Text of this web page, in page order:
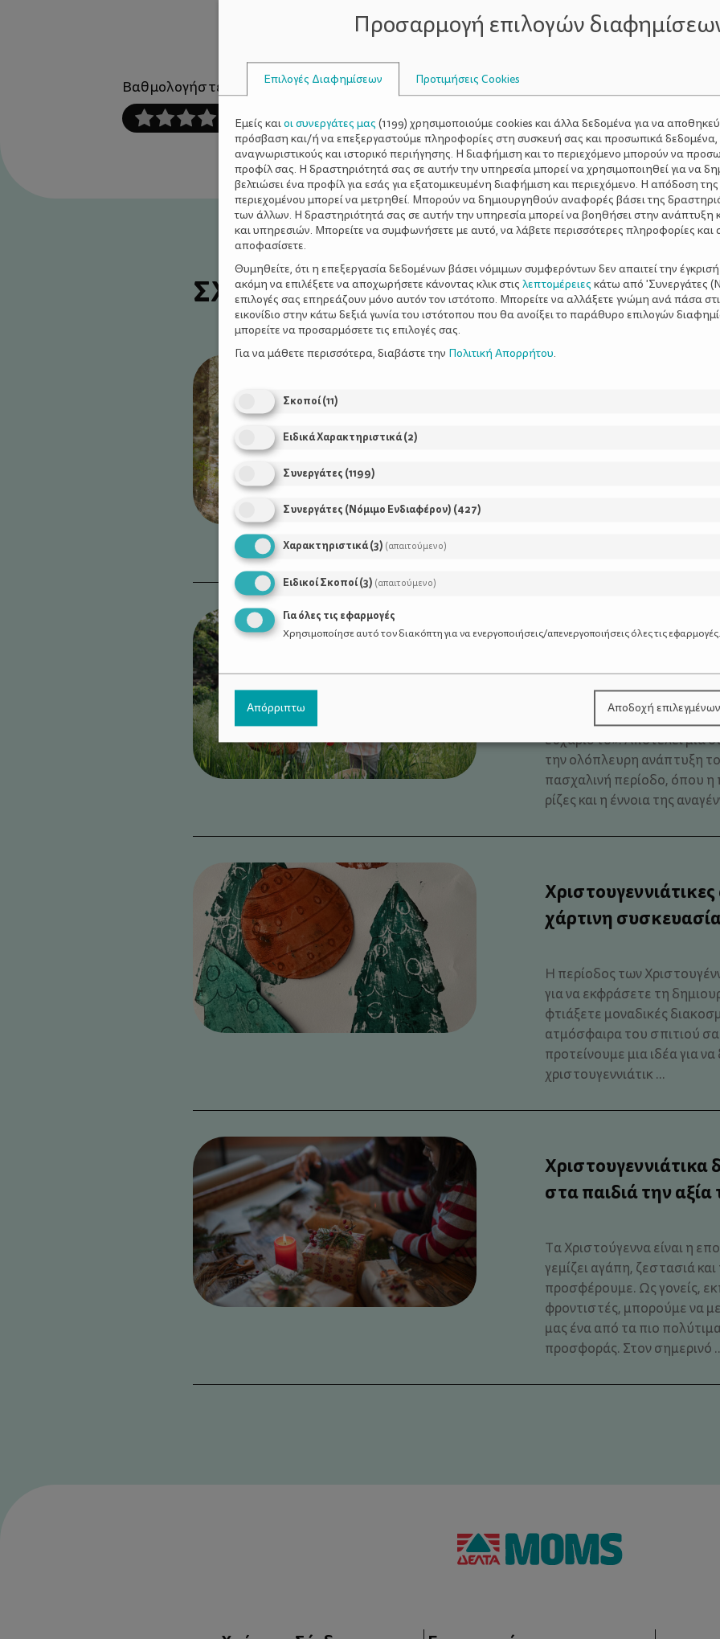
Βαθμολογήστε αυτό το άρθρο :
ΣΧΕΤΙΚΑ ΑΡΘΡΑ
Πόσες φορές έχεις σκεφτεί
μια βόλτα στο βουνό αλλά
ότι θα είναι δύσκολο,
θα το ευχαριστηθούν; Η
τους «επαγγελματίες»,
Ένα Πάσχα με
Η ενασχόληση με τη φύση
ευχάριστο». Αποτελεί μια
την ολόπλευρη ανάπτυξη
πασχαλινή περίοδο, όπου
ρίζες και η έννοια της
χάρτινη
Η περίοδος των
για να εκφράσετε τη
φτιάξετε μοναδικές
ατμόσφαιρα του σπιτιού
προτείνουμε μια ιδέα για
χριστουγεννιάτικ ...
στα παιδιά την
Τα Χριστούγεννα είναι η
γεμίζει αγάπη, ζεστασιά
προσφέρουμε. Ως γονείς,
φροντιστές, μπορούμε να
μας ένα από τα πιο
προσφοράς. Στον σημερινό
Προσαρμογή επιλογών
Επιλογές Διαφημίσεων Προτιμήσεις Cookies
Εμείς καιοι συνεργάτες μας (1199) χρησιμοποιούμε cookies και άλλα δεδομένα για να
πρόσβαση και/ή να επεξεργαστούμε πληροφορίες στη συσκευή σας και προσωπικά
αναγνωριστικούς και ιστορικό περιήγησης. Η διαφήμιση και το περιεχόμενο μπορούν να
προφίλ σας. Η δραστηριότητά σας σε αυτήν την υπηρεσία μπορεί να χρησιμοποιηθεί για να
βελτιώσει ένα προφίλ για εσάς για εξατομικευμένη διαφήμιση και περιεχόμενο. Η απόδοση
περιεχομένου μπορεί να μετρηθεί. Μπορούν να δημιουργηθούν αναφορές βάσει της
των άλλων. Η δραστηριότητά σας σε αυτήν την υπηρεσία μπορεί να βοηθήσει στην ανάπτυξη
και υπηρεσιών. Μπορείτε να συμφωνήσετε με αυτό, να λάβετε περισσότερες πληροφορίες και
αποφασίσετε.
Θυμηθείτε, ότι η επεξεργασία δεδομένων βάσει νόμιμων συμφερόντων δεν απαιτεί την
ακόμη να επιλέξετε να αποχωρήσετε κάνοντας κλικ στις λεπτομέρειες κάτω από 'Συνεργάτες
επιλογές σας επηρεάζουν μόνο αυτόν τον ιστότοπο. Μπορείτε να αλλάξετε γνώμη ανά πάσα
εικονίδιο στην κάτω δεξιά γωνία του ιστότοπου που θα ανοίξει το παράθυρο επιλογών
μπορείτε να προσαρμόσετε τις επιλογές σας.
Για να μάθετε περισσότερα, διαβάστε την Πολιτική Απορρήτου.
Σκοποί(11)
Ειδικά Χαρακτηριστικά(2)
Συνεργάτες (1199)
Συνεργάτες (Νόμιμο Ενδιαφέρον) (427)
Χαρακτηριστικά(3) (απαιτούμενο)
Ειδικοί Σκοποί(3) (απαιτούμενο)
Για όλες τις εφαρμογές
Χρησιμοποίησε αυτό τον διακόπτη για να ενεργοποιήσεις/απενεργοποιήσεις όλες τις εφαρμογές.
Απόρριπτω Αποδοχή επιλεγμένων